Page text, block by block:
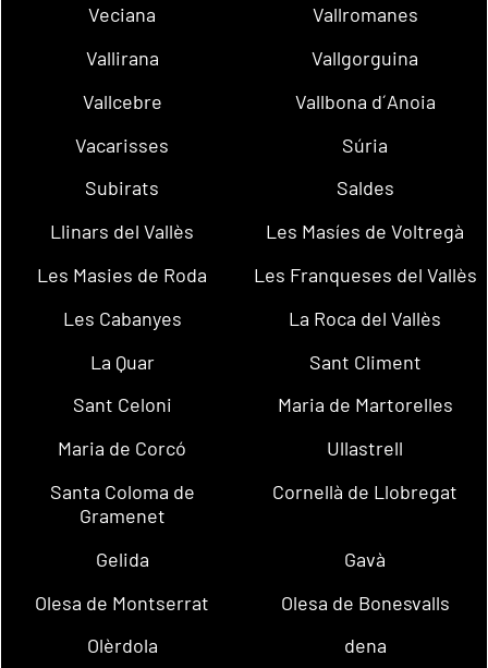
Veciana
Vallromanes
Vallirana
Vallgorguina
Vallcebre
Vallbona d´Anoia
Vacarisses
Súria
Subirats
Saldes
Llinars del Vallès
Les Masíes de Voltregà
Les Masies de Roda
Les Franqueses del Vallès
Les Cabanyes
La Roca del Vallès
La Quar
Sant Climent
Sant Celoni
Maria de Martorelles
Maria de Corcó
Ullastrell
Santa Coloma de
Gramenet
Cornellà de Llobregat
Gelida
Gavà
Olesa de Montserrat
Olesa de Bonesvalls
Olèrdola
dena